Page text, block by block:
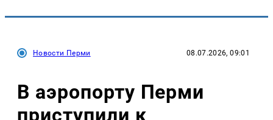
Новости Перми 08.07.2026, 09:01
В аэропорту Перми
приступили к